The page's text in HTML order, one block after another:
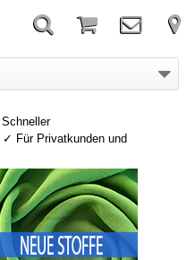
Schneller
✓ Für Privatkunden und